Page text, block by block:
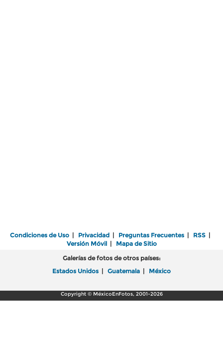
Condiciones de Uso | Privacidad | Preguntas Frecuentes | RSS |
Versión Móvil| Mapa de Sitio
Galerías de fotos de otros países:
Estados Unidos | Guatemala | México
Copyright © MéxicoEnFotos, 2001-2026